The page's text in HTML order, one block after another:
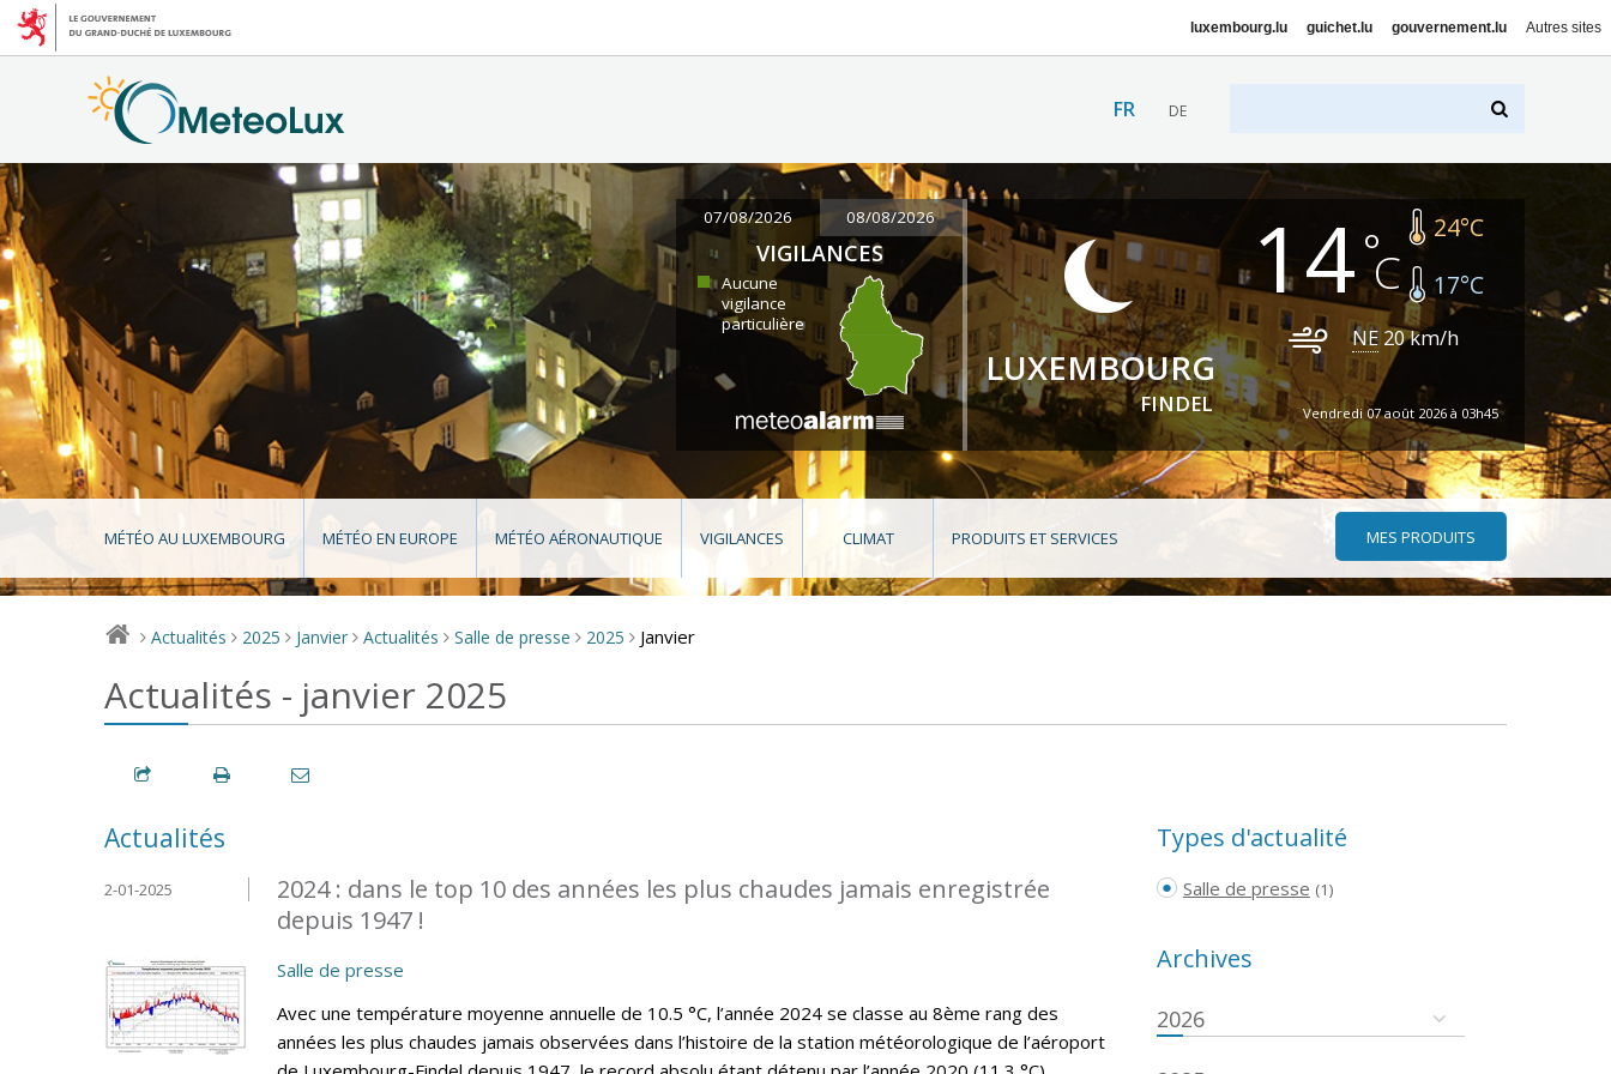
luxembourg.lu guichet.lu gouvernement.lu Autres sites
FR DE
07/08/2026 08/08/2026
VIGILANCES
Aucune
vigilance
particulière
LUXEMBOURG
FINDEL
14 24°C
17°C
NE 20km/h
Vendredi 07 août 2026 à 03h45
MÉTÉO AU LUXEMBOURG MÉTÉO EN EUROPE MÉTÉO AÉRONAUTIQUE VIGILANCES CLIMAT PRODUITS ET SERVICES MES PRODUITS
> Actualités > 2025 > Janvier > Actualités > Salle de presse > 2025 > Janvier
Actualités - janvier 2025
Actualités
2024 : dans le top 10 des années les plus chaudes jamais enregistrée
depuis 1947 !
2-01-2025
Salle de presse
Avec une température moyenne annuelle de 10.5 °C, l’année 2024 se classe au 8ème rang des
années les plus chaudes jamais observées dans l’histoire de la station météorologique de l’aéroport
Types d'actualité
Salle de presse (1)
Archives
2026